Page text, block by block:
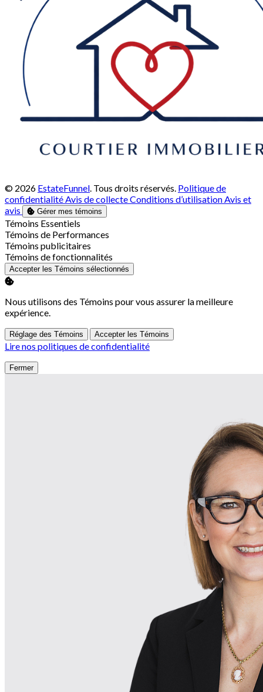
© 2026 EstateFunnel. Tous droits réservés. Politique de
confidentialitéAvis de collecteConditions d’utilisationAvis et
avis
Gérer mes témoins
Activer
Témoins Essentiels
Activer
Témoins de Performances
Activer
Témoins publicitaires
Activer
Témoins de fonctionnalités
Accepter les Témoins sélectionnés
Nous utilisons des Témoins pour vous assurer la meilleure
expérience.
Réglage des Témoins Accepter les Témoins
Lire nos politiques de confidentialité
Fermer